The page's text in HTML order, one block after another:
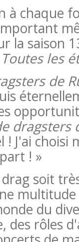
à chaque
la saison
Toutes les
de
dragsters
J'ai choisi
! »
soit
du
des rôles